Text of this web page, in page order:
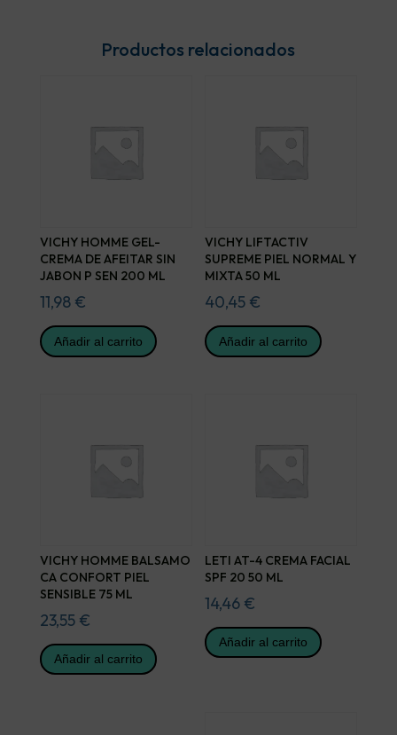
Productos relacionados
VICHY HOMME GEL-
CREMA DE AFEITAR SIN
JABON P SEN 200 ML
11,98 €
Añadir al carrito
VICHY LIFTACTIV
SUPREME PIEL NORMAL Y
MIXTA 50 ML
40,45 €
Añadir al carrito
VICHY HOMME BALSAMO
CA CONFORT PIEL
SENSIBLE 75 ML
23,55 €
Añadir al carrito
LETI AT-4 CREMA FACIAL
SPF 20 50 ML
14,46 €
Añadir al carrito